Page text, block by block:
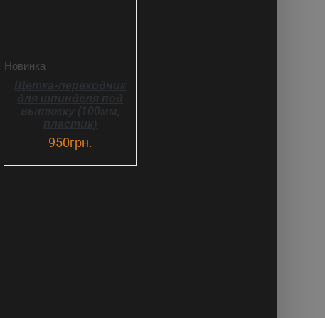
Новинка
Щетка-переходник
для шпинделя под
вытяжку (100мм,
пластик)
950грн.